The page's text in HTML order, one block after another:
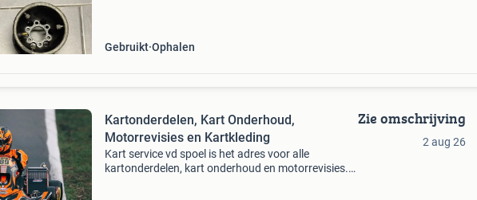
Gebruikt Ophalen
Kartonderdelen, Kart Onderhoud,
Motorrevisies en Kartkleding
Kart service vd spoel is het adres voor alle
kartonderdelen, kart onderhoud en motorrevisies.
Zie omschrijving
2 aug 26